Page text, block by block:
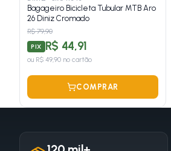
Bagageiro Bicicleta Tubular MTB Aro
26 Diniz Cromado
R$ 79,90
PIX R$ 44,91
ou R$ 49,90 no cartão
COMPRAR